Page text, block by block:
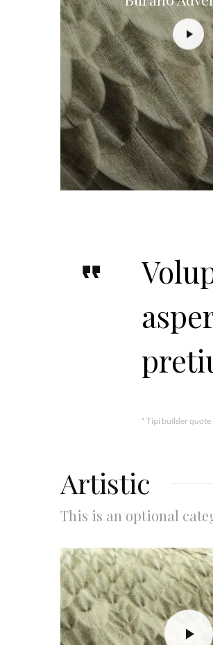
* Tipi builder quote
Artistic
This is an optional